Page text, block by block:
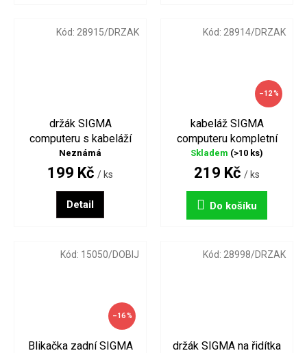
držák SIGMA
computeru s kabeláží
kompletní (BC 1909-
2209) UNI
Neznámá
199 Kč / ks
Detail
Kód: 28915/DRZAK
–12 %
kabeláž SIGMA
computeru kompletní
(BC 509-1609) UNI
Skladem (>10 ks)
219 Kč / ks
Do košíku
Kód: 28914/DRZAK
–16 %
Blikačka zadní SIGMA
Kód: 15050/DOBIJ
držák SIGMA na řidítka
Kód: 28998/DRZAK